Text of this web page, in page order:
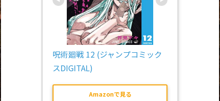
呪術廻戦 12 (ジャンプコミック
スDIGITAL)
Amazonで見る